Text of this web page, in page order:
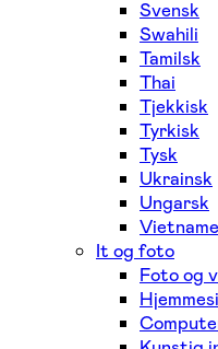
Svensk
Swahili
Tamilsk
Thai
Tjekkisk
Tyrkisk
Tysk
Ukrainsk
Ungarsk
It og foto
Foto og